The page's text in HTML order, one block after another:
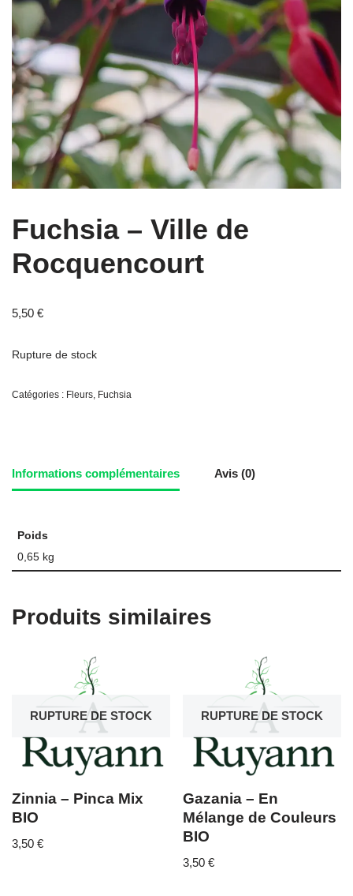
Fuchsia – Ville de
Rocquencourt
5,50 €
Rupture de stock
Catégories : Fleurs, Fuchsia
Informations complémentaires Avis (0)
Poids
0,65 kg
Produits similaires
RUPTURE DE STOCK
Zinnia – Pinca Mix
BIO
3,50 €
RUPTURE DE STOCK
Gazania – En
Mélange de Couleurs
BIO
3,50€